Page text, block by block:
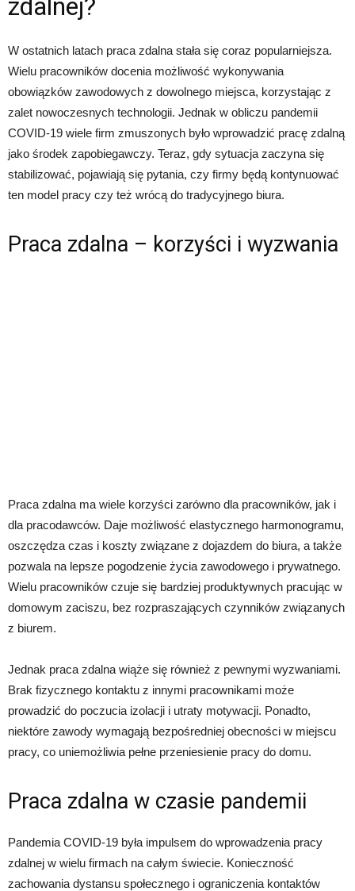
zdalnej?
W ostatnich latach praca zdalna stała się coraz popularniejsza.
Wielu pracowników docenia możliwość wykonywania
obowiązków zawodowych z dowolnego miejsca, korzystając z
zalet nowoczesnych technologii. Jednak w obliczu pandemii
COVID-19 wiele firm zmuszonych było wprowadzić pracę zdalną
jako środek zapobiegawczy. Teraz, gdy sytuacja zaczyna się
stabilizować, pojawiają się pytania, czy firmy będą kontynuować
ten model pracy czy też wrócą do tradycyjnego biura.
Praca zdalna – korzyści i wyzwania
Praca zdalna ma wiele korzyści zarówno dla pracowników, jak i
dla pracodawców. Daje możliwość elastycznego harmonogramu,
oszczędza czas i koszty związane z dojazdem do biura, a także
pozwala na lepsze pogodzenie życia zawodowego i prywatnego.
Wielu pracowników czuje się bardziej produktywnych pracując w
domowym zaciszu, bez rozpraszających czynników związanych
z biurem.
Jednak praca zdalna wiąże się również z pewnymi wyzwaniami.
Brak fizycznego kontaktu z innymi pracownikami może
prowadzić do poczucia izolacji i utraty motywacji. Ponadto,
niektóre zawody wymagają bezpośredniej obecności w miejscu
pracy, co uniemożliwia pełne przeniesienie pracy do domu.
Praca zdalna w czasie pandemii
Pandemia COVID-19 była impulsem do wprowadzenia pracy
zdalnej w wielu firmach na całym świecie. Konieczność
zachowania dystansu społecznego i ograniczenia kontaktów